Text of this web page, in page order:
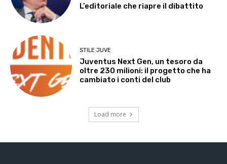
L’editoriale che riapre il dibattito
STILE JUVE
Juventus Next Gen, un tesoro da
oltre 230 milioni: il progetto che ha
cambiato i conti del club
Load more